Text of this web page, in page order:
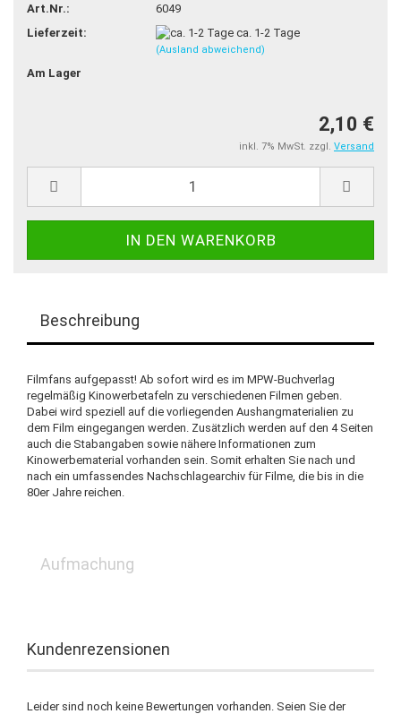
Art.Nr.:
6049
Lieferzeit:
ca. 1-2 Tage
(Ausland abweichend)
Am Lager
2,10 €
inkl. 7% MwSt. zzgl. Versand
Beschreibung
Filmfans aufgepasst! Ab sofort wird es im MPW-Buchverlag
regelmäßig Kinowerbetafeln zu verschiedenen Filmen geben.
Dabei wird speziell auf die vorliegenden Aushangmaterialien zu
dem Film eingegangen werden. Zusätzlich werden auf den 4 Seiten
auch die Stabangaben sowie nähere Informationen zum
Kinowerbematerial vorhanden sein. Somit erhalten Sie nach und
nach ein umfassendes Nachschlagearchiv für Filme, die bis in die
80er Jahre reichen.
Aufmachung
Kundenrezensionen
Leider sind noch keine Bewertungen vorhanden. Seien Sie der